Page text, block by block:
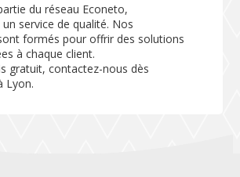
du réseau Econeto,
service de qualité. Nos
formés pour offrir des solutions
à chaque client.
gratuit, contactez-nous dès
Lyon.